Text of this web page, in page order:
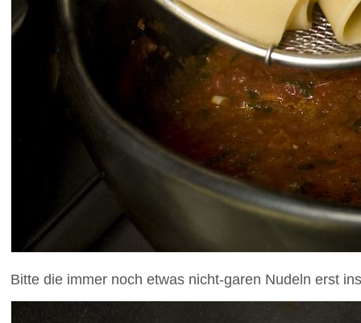
Bitte die immer noch etwas nicht-garen Nudeln erst